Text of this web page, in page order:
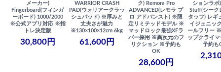
メーカー)
Fingerboard(フィンガ
ーボード) 1000/2000
※公式アプリ対応 ※指
トレ決定版
30,800円
WARRIOR CRASH
PAD(ウォリアークラッ
シュパッド) ※厚みと
丈夫さが魅力
※130×100×12cm 6kg
61,600円
ク) Remora Pro
ADVANCED(レモラ プ
ロ アドバンスト) ※限
定リミテッドモデル ※
マッドロック最強XFラ
バー採用 ※異次元のフ
リクション ※予約も
OK
28,600円
ションラボ
Stuff(シーク
タッフ) レギ
イジェニッ
ールフリー
ップクライ
予約も